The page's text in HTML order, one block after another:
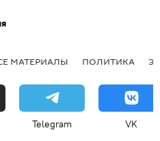
МАТЕРИАЛЫ ПОЛИТИКА
Telegram VK